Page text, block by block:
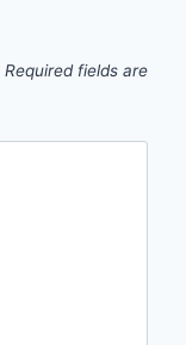
Required fields are